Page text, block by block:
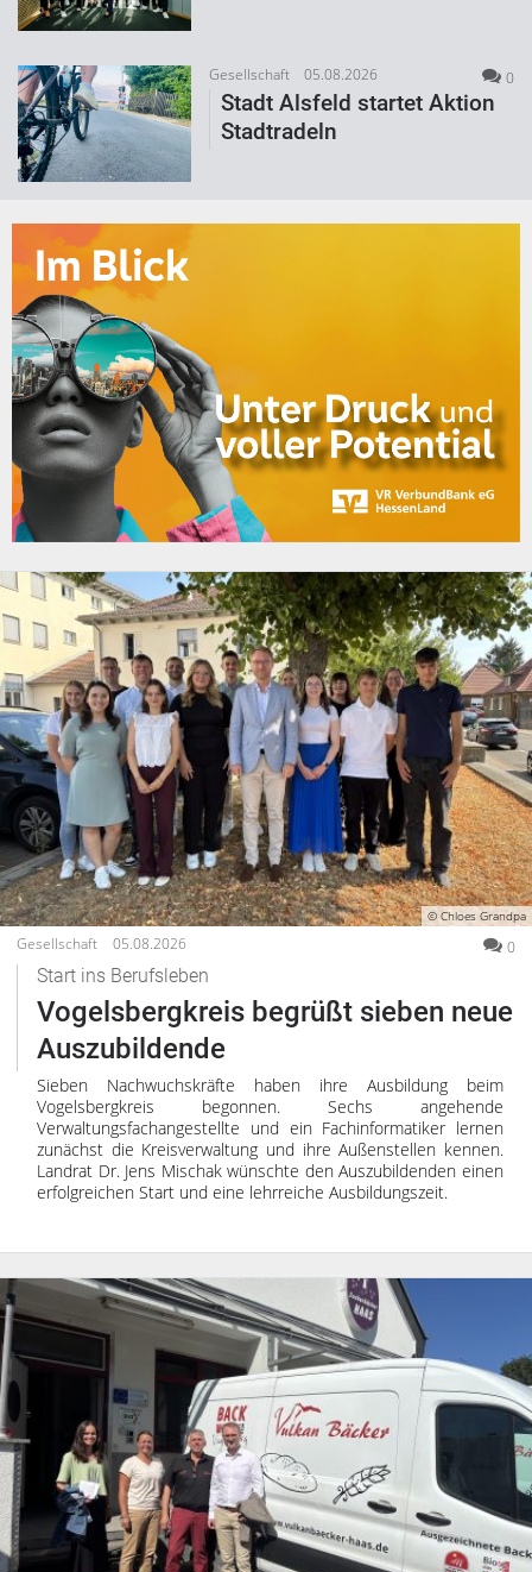
Gesellschaft 05.08.2026 0
Stadt Alsfeld startet Aktion
Stadtradeln
© Chloes Grandpa
Gesellschaft 05.08.2026 0
Start ins Berufsleben
Vogelsbergkreis begrüßt sieben neue
Auszubildende
Sieben Nachwuchskräfte haben ihre Ausbildung beim
Vogelsbergkreis begonnen. Sechs angehende
Verwaltungsfachangestellte und ein Fachinformatiker lernen
zunächst die Kreisverwaltung und ihre Außenstellen kennen.
Landrat Dr. Jens Mischak wünschte den Auszubildenden einen
erfolgreichen Start und eine lehrreiche Ausbildungszeit.